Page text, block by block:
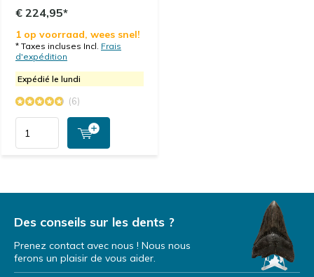
schnelle Lieferung, Produkt einwandfrei, gerne wieder
ParBenoit
Très sympa pour les fans de requin
€ 224,95*
1 op voorraad, wees snel!
* Taxes incluses Incl. Frais
d'expédition
Expédié le lundi
(6)
Des conseils sur les dents ?
Prenez contact avec nous ! Nous nous
ferons un plaisir de vous aider.